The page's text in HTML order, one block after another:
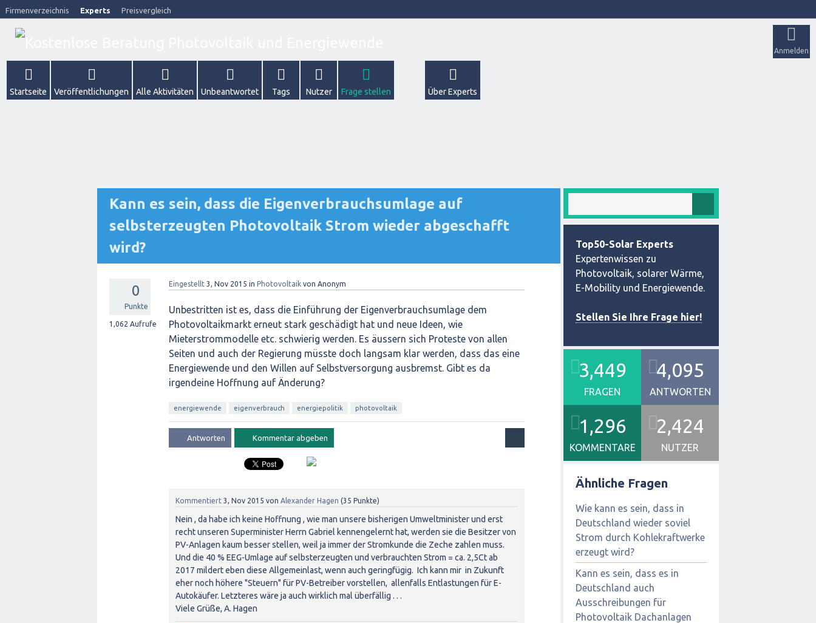
Firmenverzeichnis Experts Preisvergleich
Anmelden
Startseite Veröffentlichungen Alle Aktivitäten Unbeantwortet Tags Nutzer Frage stellen Über Experts
Kann es sein, dass die Eigenverbrauchsumlage auf
selbsterzeugten Photovoltaik Strom wieder abgeschafft
wird?
0
Punkte
1,062 Aufrufe
Eingestellt 3, Nov 2015 in Photovoltaik von Anonym
Unbestritten ist es, dass die Einführung der Eigenverbrauchsumlage dem
Photovoltaikmarkt erneut stark geschädigt hat und neue Ideen, wie
Mieterstrommodelle etc. schwierig werden. Es äussern sich Proteste von allen
Seiten und auch der Regierung müsste doch langsam klar werden, dass das eine
Energiewende und den Willen auf Selbstversorgung ausbremst. Gibt es da
irgendeine Hoffnung auf Änderung?
energiewende eigenverbrauch energiepolitik photovoltaik
Kommentiert 3, Nov 2015 von Alexander Hagen (35 Punkte)
Nein , da habe ich keine Hoffnung , wie man unsere bisherigen Umweltminister und erst
recht unseren Superminister Herrn Gabriel kennengelernt hat, werden sie die Besitzer von
PV-Anlagen kaum besser stellen, weil ja immer der Stromkunde die Zeche zahlen muss.
Und die 40 % EEG-Umlage auf selbsterzeugten und verbrauchten Strom = ca. 2,5Ct ab
2017 mildert eben diese Allgemeinlast, wenn auch geringfügig. Ich kann mir in Zukunft
eher noch höhere "Steuern" für PV-Betreiber vorstellen, allenfalls Entlastungen für E-
Autokäufer. Letzteres wäre ja auch wirklich mal überfällig . . .
Viele Grüße, A. Hagen
Top50-Solar Experts
Expertenwissen zu
Photovoltaik, solarer Wärme,
E-Mobility und Energiewende.
Stellen Sie Ihre Frage hier!
3,449
FRAGEN
4,095
ANTWORTEN
1,296
KOMMENTARE
2,424
NUTZER
Ähnliche Fragen
Wie kann es sein, dass in
Deutschland wieder soviel
Strom durch Kohlekraftwerke
erzeugt wird?
Kann es sein, dass es in
Deutschland auch
Ausschreibungen für
Photovoltaik Dachanlagen